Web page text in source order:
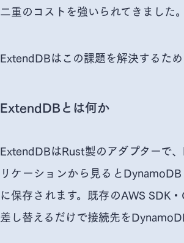
二重のコストを強いられてきました。
ExtendDBはこの課題を解決するため
ExtendDBとは何か
ExtendDBはRust製のアダプターで、
リケーションから見ると
に保存されます。既存のAWS SDK
差し替えるだけで接続先を